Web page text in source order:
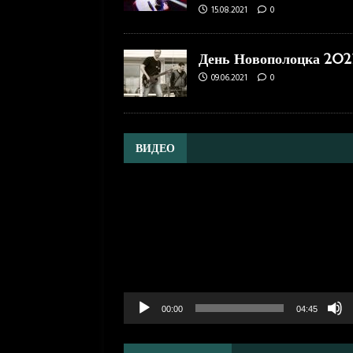
15.08.2021 0
День Новополоцка
09.06.2021 0
ВИДЕО
00:00 04:45